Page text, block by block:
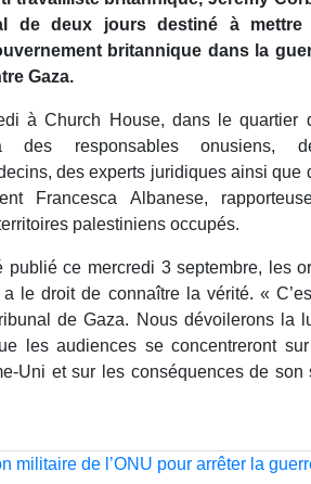
de deux jours destiné à
britannique dans la
Gaza.
à Church House, dans le quartier
des responsables onusiens,
des experts juridiques ainsi que
Francesca Albanese,
palestiniens occupés.
publié ce mercredi 3 septembre, les
le droit de connaître la vérité. «
de Gaza. Nous dévoilerons la
les audiences se concentreront
Uni et sur les conséquences de son